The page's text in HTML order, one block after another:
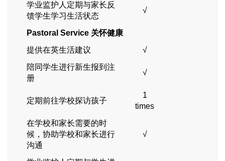
学业监护人定期与家长反
馈学生学习生活状态
√
Pastoral Service 关怀健康
提供在英生活建议
√
陪同学生进行新生报到注
册
√
定期前往学校探访孩子
1
times
在学校和家长需要的时
候，协助学校和家长进行
沟通
√